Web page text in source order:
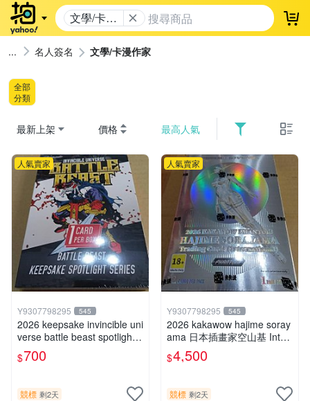
文學/卡漫
作家
登
名人簽名 文學/卡漫作家
全部
分類
最新上架 價格 最高人氣
人氣賣家
Y9307798295 545
2026 keepsake invincible uni
verse battle beast spotlight
戰鬥野獸簽名盒卡
$700
競標 剩2天
人氣賣家
Y9307798295 545
2026 kakawow hajime soray
ama 日本插畫家空山基 Inter
national國際版官方收藏簽名
盒卡
$4,500
競標 剩2天